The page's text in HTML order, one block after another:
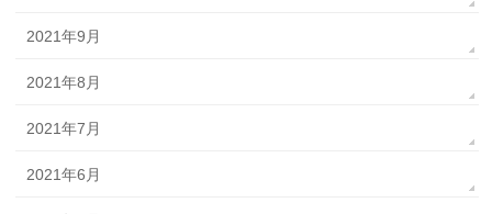
2021年9月
2021年8月
2021年7月
2021年6月